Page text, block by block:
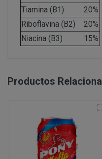
Tiamina (B1)
20%
Riboflavina (B2)
20%
Niacina (B3)
15%
Productos
Intentar acceder a
sistemas
Vulnerar los
información de
transformar o
Recabar datos
con fines de venta
¿Por cuánto tiempo
¿Cuál es la
PERUSTOCKS
través de
estuviera disponible
momento,
PERUSTOCKS
resolución del
En caso de
sustitución por el
de pago que se